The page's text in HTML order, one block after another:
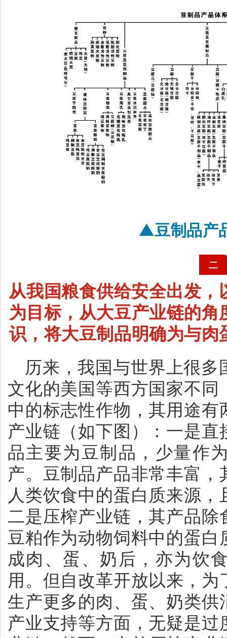
▲豆制品产
二
从我国粮食供给安全出发
为目标，从大豆产业链的
识，将大豆制品明确为与
历来，我国与世界上很
文化的美国等西方国家不
中的标志性作物，其用途
产业链（如下图）：一是
品主要为豆制品，少量作
产。豆制品产品非常丰富
人类饮食中的蛋白质来源
二是压榨产业链，其产品
豆粕作为动物饲料中的蛋
成肉、蛋、奶后，亦为饮
用。但自改革开放以来，
生产更多的肉、蛋、奶类
产业支持等方面，无疑是